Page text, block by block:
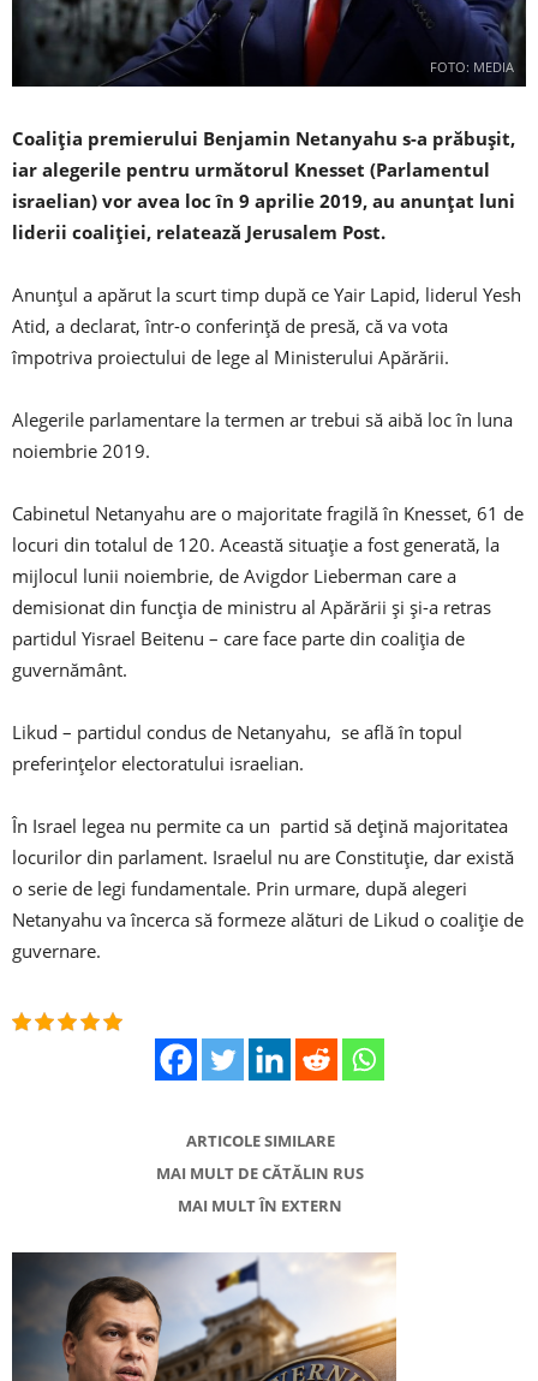
FOTO: MEDIA
Coaliția premierului Benjamin Netanyahu s-a prăbușit,
iar alegerile pentru următorul Knesset (Parlamentul
israelian) vor avea loc în 9 aprilie 2019, au anunțat luni
liderii coaliției, relatează Jerusalem Post.
Anunțul a apărut la scurt timp după ce Yair Lapid, liderul Yesh
Atid, a declarat, într-o conferință de presă, că va vota
împotriva proiectului de lege al Ministerului Apărării.
Alegerile parlamentare la termen ar trebui să aibă loc în luna
noiembrie 2019.
Cabinetul Netanyahu are o majoritate fragilă în Knesset, 61 de
locuri din totalul de 120. Această situație a fost generată, la
mijlocul lunii noiembrie, de Avigdor Lieberman care a
demisionat din funcția de ministru al Apărării și și-a retras
partidul Yisrael Beitenu – care face parte din coaliția de
guvernământ.
Likud – partidul condus de Netanyahu, se află în topul
preferințelor electoratului israelian.
În Israel legea nu permite ca un partid să dețină majoritatea
locurilor din parlament. Israelul nu are Constituție, dar există
o serie de legi fundamentale. Prin urmare, după alegeri
Netanyahu va încerca să formeze alături de Likud o coaliție de
guvernare.
ARTICOLE SIMILARE
MAI MULT DE CĂTĂLIN RUS
MAI MULT ÎN EXTERN